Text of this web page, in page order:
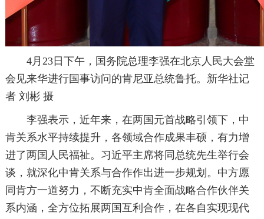
4月23日下午，国务院总理李强在北京人民大会堂
会见来华进行国事访问的肯尼亚总统鲁托。新华社记
者 刘彬 摄
李强表示，近年来，在两国元首战略引领下，中
肯关系水平持续提升，各领域合作成果丰硕，有力增
进了两国人民福祉。习近平主席将同总统先生举行会
谈，就深化中肯关系与合作作出进一步规划。中方愿
同肯方一道努力，不断充实中肯全面战略合作伙伴关
系内涵，全方位拓展两国互利合作，在各自实现现代